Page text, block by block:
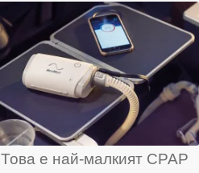
Това е най-малкият CPAP